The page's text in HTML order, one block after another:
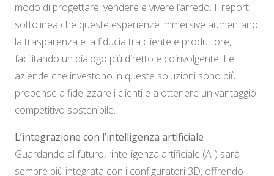
modo di progettare, vendere e vivere l’arredo. Il report
sottolinea che queste esperienze immersive aumentano
la trasparenza e la fiducia tra cliente e produttore,
facilitando un dialogo più diretto e coinvolgente. Le
aziende che investono in queste soluzioni sono più
propense a fidelizzare i clienti e a ottenere un vantaggio
competitivo sostenibile.
L’integrazione con l’intelligenza artificiale
Guardando al futuro, l’intelligenza artificiale (AI) sarà
sempre più integrata con i configuratori 3D, offrendo